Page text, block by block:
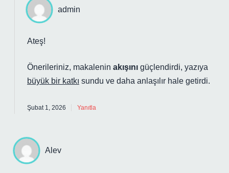
admin
Ateş!
Önerileriniz, makalenin akışını güçlendirdi, yazıya
büyük bir katkı sundu ve daha anlaşılır hale getirdi.
Şubat 1, 2026 Yanıtla
Alev